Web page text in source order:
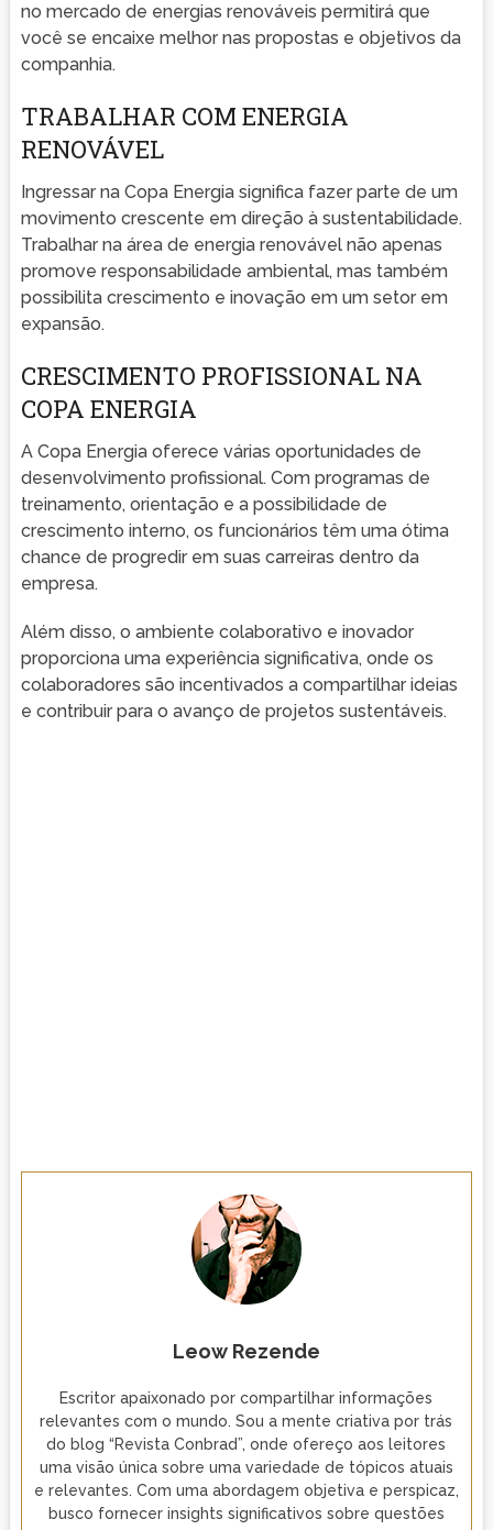
no mercado de energias renováveis permitirá que
você se encaixe melhor nas propostas e objetivos da
companhia.
TRABALHAR COM ENERGIA
RENOVÁVEL
Ingressar na Copa Energia significa fazer parte de um
movimento crescente em direção à sustentabilidade.
Trabalhar na área de energia renovável não apenas
promove responsabilidade ambiental, mas também
possibilita crescimento e inovação em um setor em
expansão.
CRESCIMENTO PROFISSIONAL NA
COPA ENERGIA
A Copa Energia oferece várias oportunidades de
desenvolvimento profissional. Com programas de
treinamento, orientação e a possibilidade de
crescimento interno, os funcionários têm uma ótima
chance de progredir em suas carreiras dentro da
empresa.
Além disso, o ambiente colaborativo e inovador
proporciona uma experiência significativa, onde os
colaboradores são incentivados a compartilhar ideias
e contribuir para o avanço de projetos sustentáveis.
Leow Rezende
Escritor apaixonado por compartilhar informações
relevantes com o mundo. Sou a mente criativa por trás
do blog “Revista Conbrad”, onde ofereço aos leitores
uma visão única sobre uma variedade de tópicos atuais
e relevantes. Com uma abordagem objetiva e perspicaz,
busco fornecer insights significativos sobre questões